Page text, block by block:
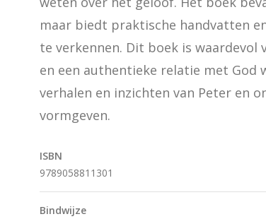
maar biedt praktische handvatten
te verkennen. Dit boek is
en een authentieke relatie met God
verhalen en inzichten van Peter en
vormgeven.
ISBN
9789058811301
Bindwijze